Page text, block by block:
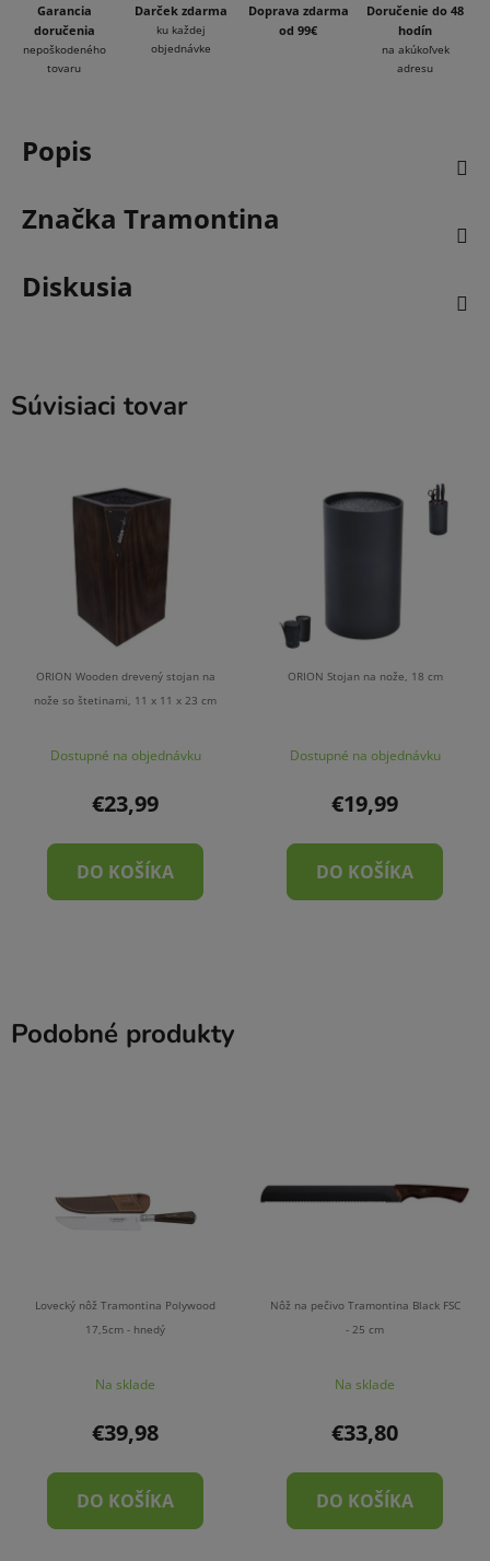
Garancia
doručenia
nepoškodeného
tovaru
Darček zdarma
ku každej
objednávke
Doprava zdarma
od 99€
Doručenie do 48
hodín
na akúkoľvek
adresu
Popis
Značka Tramontina
Diskusia
Súvisiaci tovar
ORION Wooden drevený stojan na
nože so štetinami, 11 x 11 x 23 cm
Dostupné na objednávku
€23,99
DO KOŠÍKA
ORION Stojan na nože, 18 cm
Dostupné na objednávku
€19,99
DO KOŠÍKA
Podobné produkty
Lovecký nôž Tramontina Polywood
17,5cm - hnedý
Na sklade
€39,98
DO KOŠÍKA
Nôž na pečivo Tramontina Black FSC
- 25 cm
Na sklade
€33,80
DO KOŠÍKA